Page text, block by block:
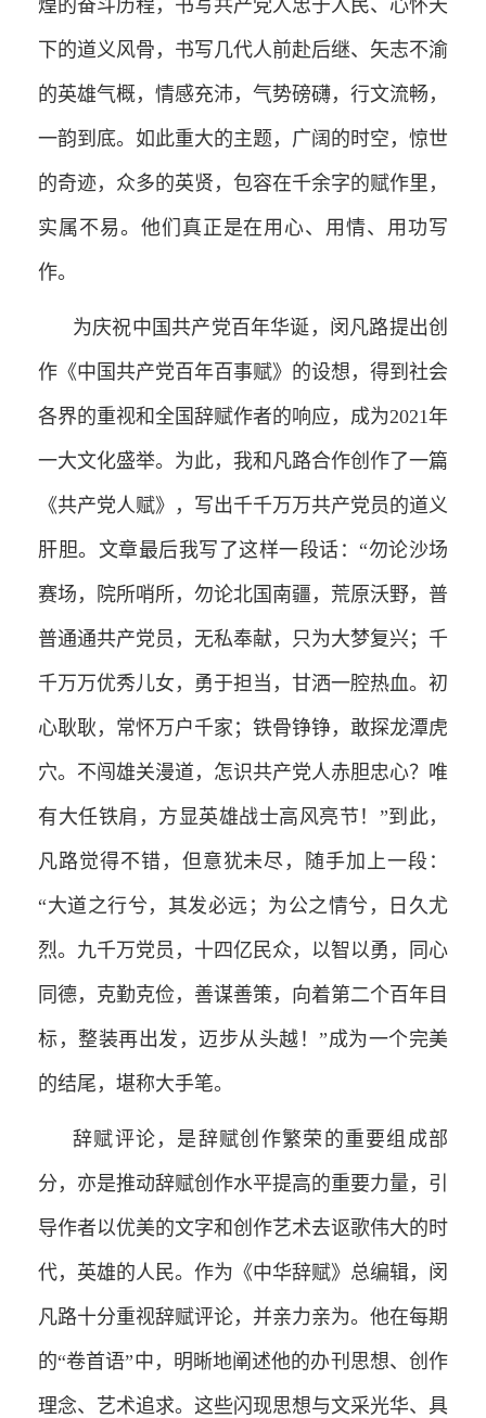
煌的奋斗历程，书写共产党人忠于人民、心怀天
下的道义风骨，书写几代人前赴后继、矢志不渝
的英雄气概，情感充沛，气势磅礴，行文流畅，
一韵到底。如此重大的主题，广阔的时空，惊世
的奇迹，众多的英贤，包容在千余字的赋作里，
实属不易。他们真正是在用心、用情、用功写
作。
为庆祝中国共产党百年华诞，闵凡路提出创
作《中国共产党百年百事赋》的设想，得到社会
各界的重视和全国辞赋作者的响应，成为2021年
一大文化盛举。为此，我和凡路合作创作了一篇
《共产党人赋》，写出千千万万共产党员的道义
肝胆。文章最后我写了这样一段话：“勿论沙场
赛场，院所哨所，勿论北国南疆，荒原沃野，普
普通通共产党员，无私奉献，只为大梦复兴；千
千万万优秀儿女，勇于担当，甘洒一腔热血。初
心耿耿，常怀万户千家；铁骨铮铮，敢探龙潭虎
穴。不闯雄关漫道，怎识共产党人赤胆忠心？唯
有大任铁肩，方显英雄战士高风亮节！”到此，
凡路觉得不错，但意犹未尽，随手加上一段：
“大道之行兮，其发必远；为公之情兮，日久尤
烈。九千万党员，十四亿民众，以智以勇，同心
同德，克勤克俭，善谋善策，向着第二个百年目
标，整装再出发，迈步从头越！”成为一个完美
的结尾，堪称大手笔。
辞赋评论，是辞赋创作繁荣的重要组成部
分，亦是推动辞赋创作水平提高的重要力量，引
导作者以优美的文字和创作艺术去讴歌伟大的时
代，英雄的人民。作为《中华辞赋》总编辑，闵
凡路十分重视辞赋评论，并亲力亲为。他在每期
的“卷首语”中，明晰地阐述他的办刊思想、创作
理念、艺术追求。这些闪现思想与文采光华、具